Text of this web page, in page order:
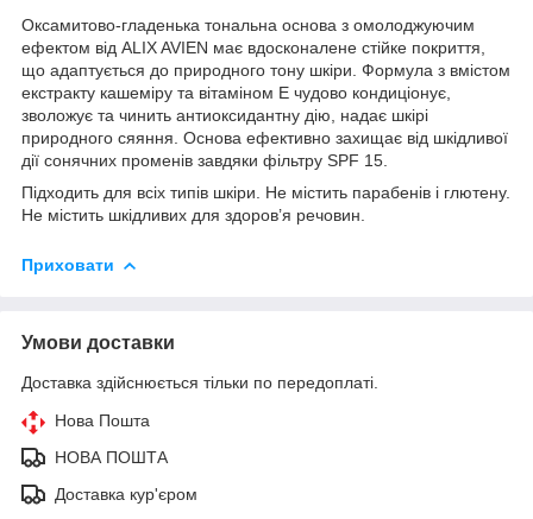
Оксамитово-гладенька тональна основа з омолоджуючим
ефектом від ALIX AVIEN має вдосконалене стійке покриття,
що адаптується до природного тону шкіри. Формула з вмістом
екстракту кашеміру та вітаміном Е чудово кондиціонує,
зволожує та чинить антиоксидантну дію, надає шкірі
природного сяяння. Основа ефективно захищає від шкідливої
дії сонячних променів завдяки фільтру SPF 15.
Підходить для всіх типів шкіри. Не містить парабенів і глютену.
Не містить шкідливих для здоров’я речовин.
Приховати
Умови доставки
Доставка здійснюється тільки по передоплаті.
Нова Пошта
НОВА ПОШТА
Доставка кур'єром